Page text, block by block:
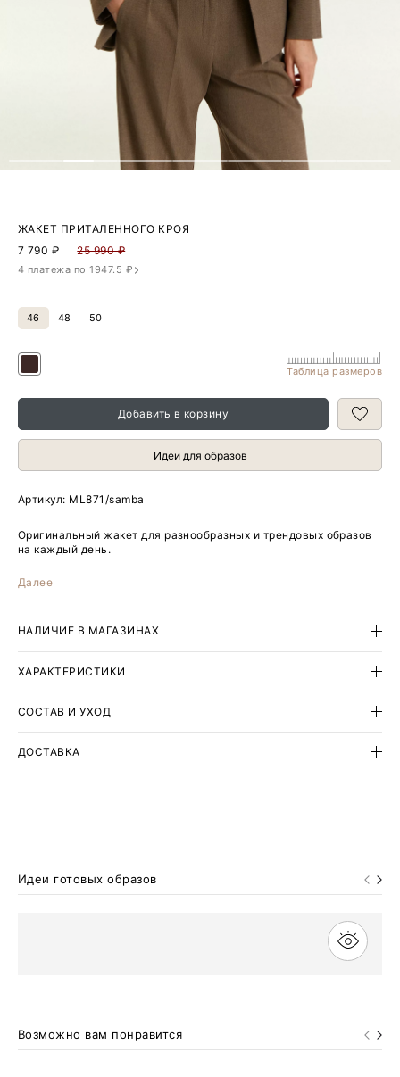
ЖАКЕТ ПРИТАЛЕННОГО КРОЯ
7 790 ₽ 25 990 ₽
4 платежа по 1947.5 ₽
46 48 50
Таблица размеров
Добавить в корзину
Идеи для образов
Артикул: ML871/samba
Оригинальный жакет для разнообразных и трендовых образов
на каждый день.
Приталенный жакет с широкими лацканами дополнен
кожаными накладками-клапанами: прямоугольными и
Изделие выполнено на подкладке с высоким содержанием
вискозы.
Далее
НАЛИЧИЕ В МАГАЗИНАХ
ХАРАКТЕРИСТИКИ
СОСТАВ И УХОД
ДОСТАВКА
Идеи готовых образов
Возможно вам понравится